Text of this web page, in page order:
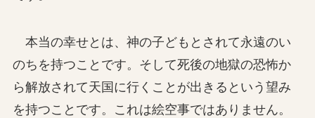
本当の幸せとは、神の子どもとされて永遠のい
のちを持つことです。そして死後の地獄の恐怖か
ら解放されて天国に行くことが出きるという望み
を持つことです。これは絵空事ではありません。